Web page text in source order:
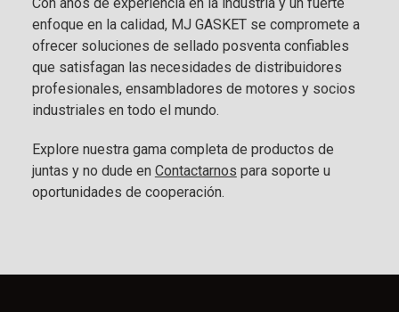
Con años de experiencia en la industria y un fuerte
enfoque en la calidad, MJ GASKET se compromete a
ofrecer soluciones de sellado posventa confiables
que satisfagan las necesidades de distribuidores
profesionales, ensambladores de motores y socios
industriales en todo el mundo.
Explore nuestra gama completa de productos de
juntas y no dude en Contactarnos para soporte u
oportunidades de cooperación.